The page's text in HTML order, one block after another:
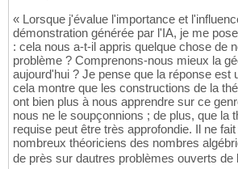
« Lorsque j'évalue l'importance et
démonstration générée par l'IA, je me
: cela nous a-t-il appris quelque chose de
problème ? Comprenons-nous mieux la
aujourd'hui ? Je pense que la réponse est
cela montre que les constructions de la
ont bien plus à nous apprendre sur ce
nous ne le soupçonnions ; de plus, que la
requise peut être très approfondie. Il ne
nombreux théoriciens des nombres
de près sur dautres problèmes ouverts